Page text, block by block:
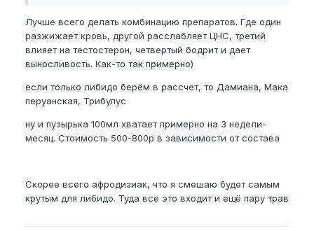
Все в капельках, в воду/напитки добавляется.
Общение приветствуется и тут и можно в макс/тг
89612890275
Лучше всего делать комбинацию препаратов. Где один
разжижает кровь, другой расслабляет ЦНС, третий
влияет на тестостерон, четвертый бодрит и дает
выносливость. Как-то так примерно)
если только либидо берём в рассчет, то Дамиана, Мака
перуанская, Трибулус
ну и пузырька 100мл хватает примерно на 3 недели-
месяц. Стоимость 500-800р в зависимости от состава
Скорее всего афродизиак, что я смешаю будет самым
крутым для либидо. Туда все это входит и ещё пару трав